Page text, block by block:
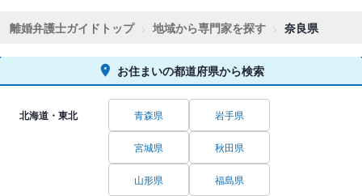
離婚弁護士ガイドトップ 地域から専門家を探す 奈良県
お住まいの都道府県から検索
北海道・東北 青森県 岩手県
宮城県 秋田県
山形県 福島県